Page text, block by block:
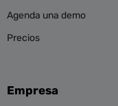
Agenda una demo
Precios
Empresa